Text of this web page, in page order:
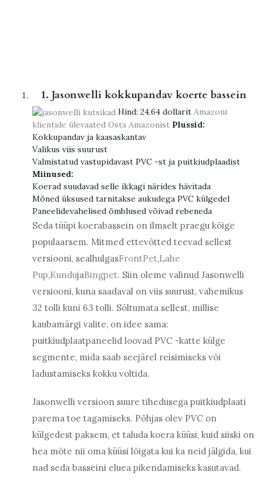
1. Jasonwelli kokkupandav koerte bassein
Hind: 24,64 dollarit Amazoni
klientide ülevaated Osta Amazonist Plussid:
Kokkupandav ja kaasaskantav
Valikus viis suurust
Valmistatud vastupidavast PVC -st ja puitkiudplaadist
Miinused:
Koerad suudavad selle ikkagi närides hävitada
Mõned üksused tarnitakse aukudega PVC külgedel
Paneelidevahelised õmblused võivad rebeneda
Seda tüüpi koerabassein on ilmselt praegu kõige
populaarsem. Mitmed ettevõtted teevad sellest
versiooni, sealhulgasFrontPet,Lahe
Pup,KundujaBingpet. Siin oleme valinud Jasonwelli
versiooni, kuna saadaval on viis suurust, vahemikus
32 tolli kuni 63 tolli. Sõltumata sellest, millise
kaubamärgi valite, on idee sama:
puitkiudplaatpaneelid loovad PVC -katte külge
segmente, mida saab seejärel reisimiseks või
ladustamiseks kokku voltida.
Jasonwelli versioon suure tihedusega puitkiudplaati
parema toe tagamiseks. Põhjas olev PVC on
külgedest paksem, et taluda koera küüsi, kuid siiski on
hea mõte nii oma küüsi lõigata kui ka neid jälgida, kui
nad seda basseini eluea pikendamiseks kasutavad.